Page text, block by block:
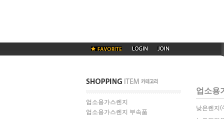
업소용가스렌지
업소용가스렌지 부속품
업소용
낮은렌지